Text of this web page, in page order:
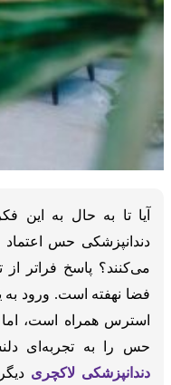
آیا تا به حال به این
دندانپزشکی حس اعتماد
می‌کنند؟ پاسخ فراتر
فضا نهفته است. ورود
استرس همراه است،
حس را به تجربه‌ای
دندانپزشکی لاکچری